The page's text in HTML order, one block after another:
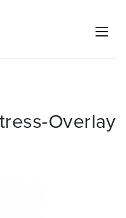
Overlay